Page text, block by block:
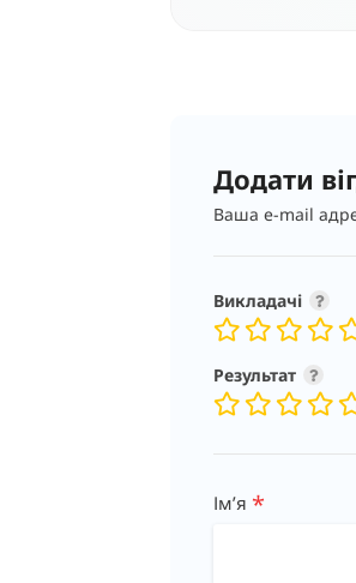
Додати
Ваша e-mail
Викладачі
Результат
Імʼя *